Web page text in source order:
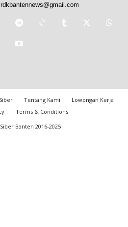
rdkbantennews@gmail.com
Tentang Kami
Lowongan Kerja
Terms & Conditions
Banten 2016-2025